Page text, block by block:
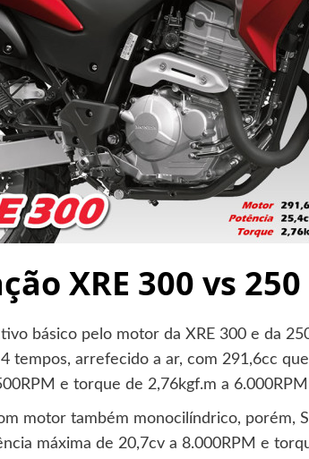
XRE 300 vs
básico pelo motor da XRE 300 e da
tempos, arrefecido a ar, com 291,6cc
e torque de 2,76kgf.m a
motor também monocilíndrico, porém,
máxima de 20,7cv a 8.000RPM e